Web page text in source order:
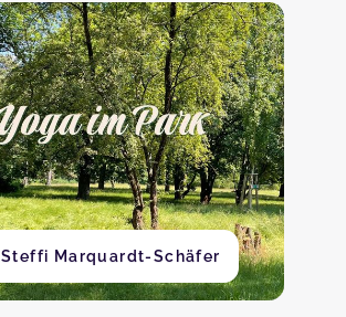
Steffi Marquardt-Schäfer